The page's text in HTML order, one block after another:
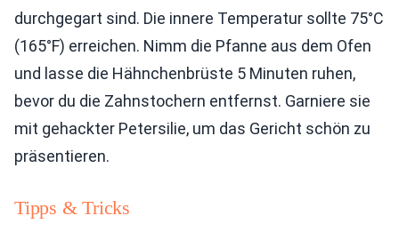
durchgegart sind. Die innere Temperatur sollte 75°C
(165°F) erreichen. Nimm die Pfanne aus dem Ofen
und lasse die Hähnchenbrüste 5 Minuten ruhen,
bevor du die Zahnstochern entfernst. Garniere sie
mit gehackter Petersilie, um das Gericht schön zu
präsentieren.
Tipps & Tricks